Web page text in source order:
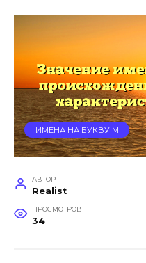
ИМЕНА НА БУКВУ М
АВТОР
Realist
ПРОСМОТРОВ
34